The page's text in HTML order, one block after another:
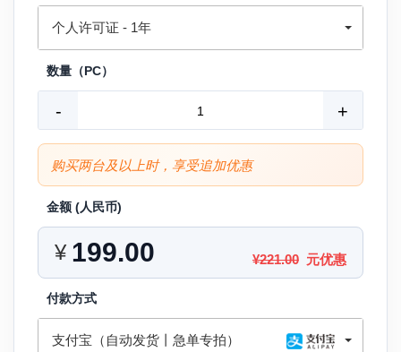
个人许可证 - 1年
数量（PC）
- +
购买两台及以上时，享受追加优惠
金额 (人民币)
¥ ¥221.00 元优惠
付款方式
支付宝（自动发货丨急单专拍）